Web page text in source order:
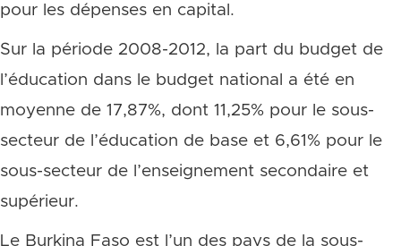
pour les dépenses en capital.
Sur la période 2008-2012, la part du budget de
l’éducation dans le budget national a été en
moyenne de 17,87%, dont 11,25% pour le sous-
secteur de l’éducation de base et 6,61% pour le
sous-secteur de l’enseignement secondaire et
supérieur.
Le Burkina Faso est l’un des pays de la sous-